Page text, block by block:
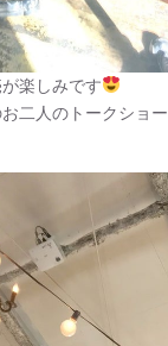
楽しみです
二人のトークショー